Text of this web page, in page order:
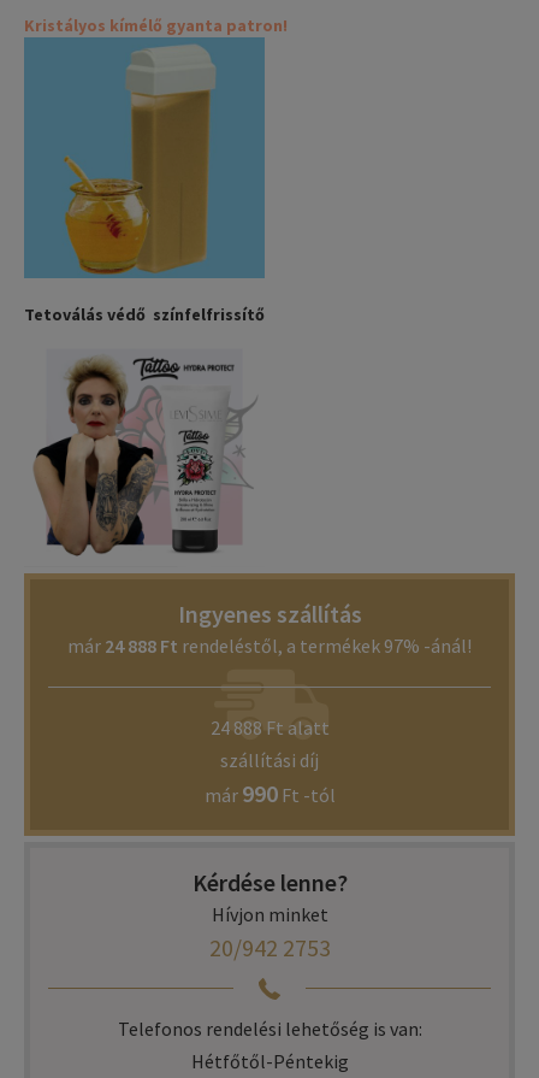
Kristályos kímélő gyanta patron!
Tetoválás védő színfelfrissítő
Ingyenes szállítás
már 24 888 Ft rendeléstől, a termékek 97% -ánál!
24 888 Ft alatt
szállítási díj
már 990Ft -tól
Kérdése lenne?
Hívjon minket
20/942 2753
Telefonos rendelési lehetőség is van:
Hétfőtől-Péntekig